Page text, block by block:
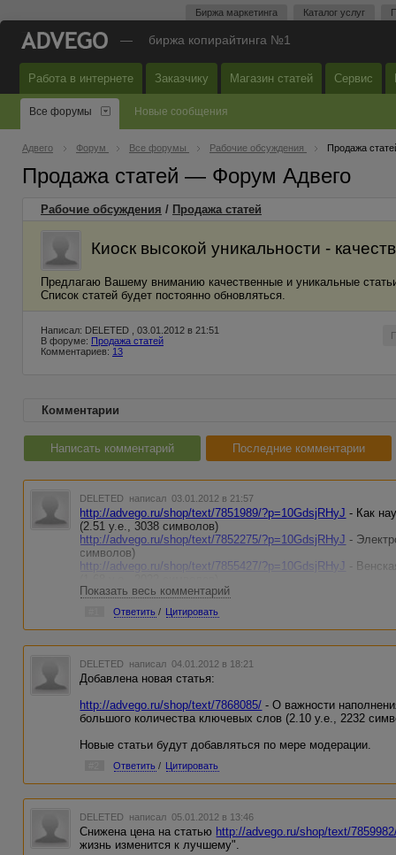
Биржа маркетинга Каталог услуг
— биржа копирайтинга №1
Работа в интернете Заказчику Магазин статей Сервис
Все форумы Новые сообщения
Адвего Форум Все форумы Рабочие обсуждения Продажа
Продажа статей — Форум Адвего
Рабочие обсуждения / Продажа статей
Киоск высокой уникальности -
Предлагаю Вашему вниманию качественные и уникальные
Список статей будет постоянно обновляться.
Написал: DELETED , 03.01.2012 в 21:51
В форуме: Продажа статей
Комментариев: 13
Комментарии
Написать комментарий Последние комментарии
DELETED написал 03.01.2012 в 21:57
http://advego.ru/shop/text/7851989/?p=10GdsjRHyJ - Как
(2.51 у.е., 3038 символов)
http://advego.ru/shop/text/7852275/?p=10GdsjRHyJ -
символов)
http://advego.ru/shop/text/7855427/?p=10GdsjRHyJ -
http://advego.ru/shop/text/7859266/?p=10GdsjRHyJ
(5,37 у.е., 6496 символов)
http://advego.ru/shop/text/7859982/?p=10GdsjRHyJ
изменится к лучшему (1,71 у.е., 1935 символов)
Показать весь комментарий
Ответить / Цитировать
DELETED написал 04.01.2012 в 18:21
Добавлена новая статья:
http://advego.ru/shop/text/7868085/ - О важности
большого количества ключевых слов (2.10 у.е., 2232
Новые статьи будут добавляться по мере модерации.
Ответить / Цитировать
DELETED написал 05.01.2012 в 13:46
Снижена цена на статью http://advego.ru/shop/text/
жизнь изменится к лучшему".